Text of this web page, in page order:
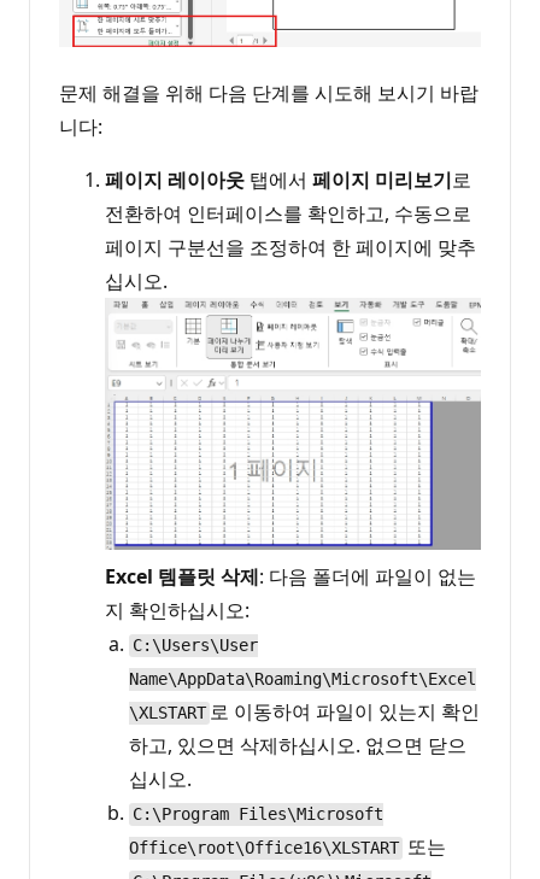
문제 해결을 위해 다음 단계를 시도해 보시기 바랍
니다:
페이지 레이아웃 탭에서 페이지 미리보기로
전환하여 인터페이스를 확인하고, 수동으로
페이지 구분선을 조정하여 한 페이지에 맞추
십시오.
Excel 템플릿 삭제: 다음 폴더에 파일이 없는
지 확인하십시오:
C:\Users\User
Name\AppData\Roaming\Microsoft\Excel
\XLSTART 로 이동하여 파일이 있는지 확인
하고, 있으면 삭제하십시오. 없으면 닫으
십시오.
C:\Program Files\Microsoft
Office\root\Office16\XLSTART 또는